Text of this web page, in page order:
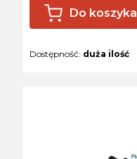
Do koszyka
Dostępność: duża ilość